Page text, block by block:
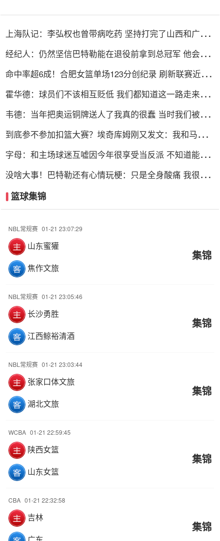
上海队记：李弘权也曾带病吃药 坚持打完了山西和广东
经纪人：仍然坚信巴特勒能在退役前拿到总冠军 他会迎
命中率超6成！合肥女篮单场123分创纪录 刷新联赛近12
霍华德：球员们不该相互贬低 我们都知道这一路走来有
韦德：当年把奥运铜牌送人了我真的很蠢 当时我们被灌
到底参不参加扣篮大赛？埃奇库姆刚又发文：我和马克西
字母：和主场球迷互嘘因今年很享受当反派 不知道能否
没啥大事！巴特勒还有心情玩梗：只是全身酸痛 我很快
篮球集锦
NBL常规赛 01-21 23:07:29
山东蜜獾
焦作文旅
集锦
NBL常规赛 01-21 23:05:46
长沙勇胜
江西鲸裕清酒
集锦
NBL常规赛 01-21 23:03:44
张家口体文旅
湖北文旅
集锦
WCBA 01-21 22:59:45
陕西女篮
山东女篮
集锦
CBA 01-21 22:32:58
吉林
集锦